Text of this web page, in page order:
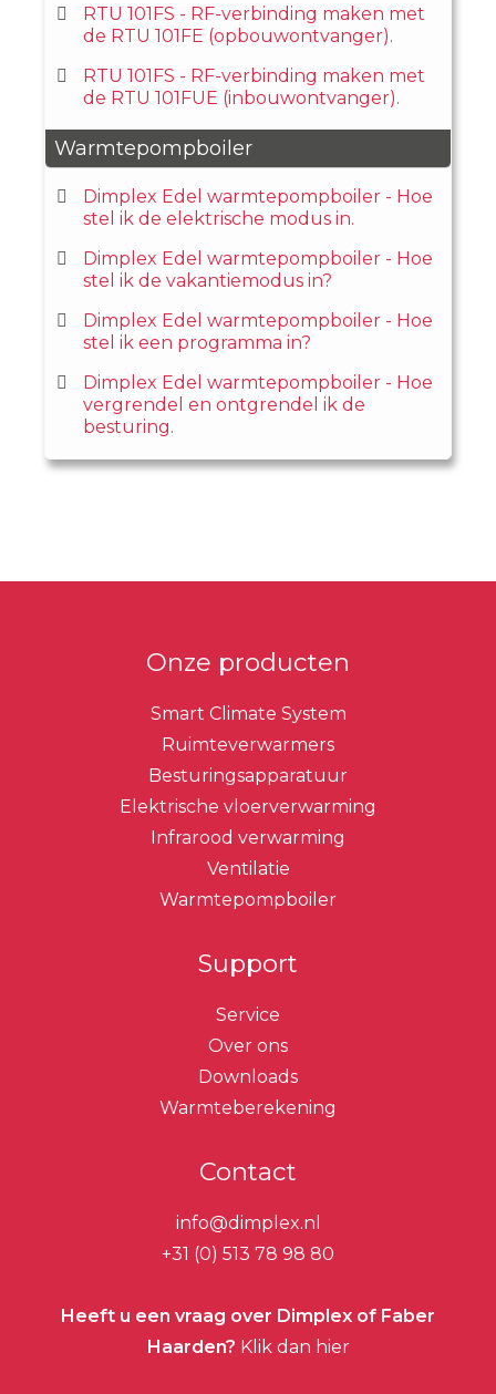
RTU 101FS - RF-verbinding maken met
de RTU 101FE (opbouwontvanger).
RTU 101FS - RF-verbinding maken met
de RTU 101FUE (inbouwontvanger).
Warmtepompboiler
Dimplex Edel warmtepompboiler - Hoe
stel ik de elektrische modus in.
Dimplex Edel warmtepompboiler - Hoe
stel ik de vakantiemodus in?
Dimplex Edel warmtepompboiler - Hoe
stel ik een programma in?
Dimplex Edel warmtepompboiler - Hoe
vergrendel en ontgrendel ik de
besturing.
Onze producten
Smart Climate System
Ruimteverwarmers
Besturingsapparatuur
Elektrische vloerverwarming
Infrarood verwarming
Ventilatie
Warmtepompboiler
Support
Service
Over ons
Downloads
Warmteberekening
Contact
info@dimplex.nl
+31 (0) 513 78 98 80
Heeft u een vraag over Dimplex of Faber
Haarden? Klik dan hier